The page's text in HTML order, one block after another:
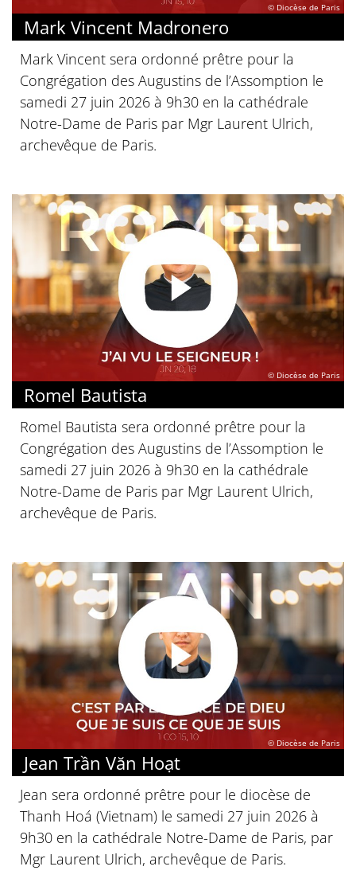
© Diocèse de Paris
Mark Vincent Madronero
Mark Vincent sera ordonné prêtre pour la
Congrégation des Augustins de l’Assomption le
samedi 27 juin 2026 à 9h30 en la cathédrale
Notre-Dame de Paris par Mgr Laurent Ulrich,
archevêque de Paris.
© Diocèse de Paris
Romel Bautista
Romel Bautista sera ordonné prêtre pour la
Congrégation des Augustins de l’Assomption le
samedi 27 juin 2026 à 9h30 en la cathédrale
Notre-Dame de Paris par Mgr Laurent Ulrich,
archevêque de Paris.
© Diocèse de Paris
Jean Trần Văn Hoạt
Jean sera ordonné prêtre pour le diocèse de
Thanh Hoá (Vietnam) le samedi 27 juin 2026 à
9h30 en la cathédrale Notre-Dame de Paris, par
Mgr Laurent Ulrich, archevêque de Paris.